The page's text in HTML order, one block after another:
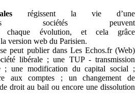
régissent la vie d’une
sociétés peuvent
chaque évolution, et cela grâce
version web du Parisien.
peut publier dans Les Echos.fr (Web)
libérale ; une TUP - transmission
; une modification du capital social ;
aux comptes ; un changement de
droit au bail ou encore une dissolution